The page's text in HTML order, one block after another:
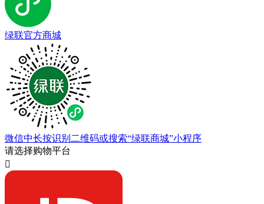
绿联官方商城
微信中长按识别二维码或搜索“绿联商城”小程序
请选择购物平台
